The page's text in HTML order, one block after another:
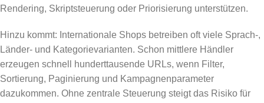
Rendering, Skriptsteuerung oder Priorisierung unterstützen.
Hinzu kommt: Internationale Shops betreiben oft viele Sprach-,
Länder- und Kategorievarianten. Schon mittlere Händler
erzeugen schnell hunderttausende URLs, wenn Filter,
Sortierung, Paginierung und Kampagnenparameter
dazukommen. Ohne zentrale Steuerung steigt das Risiko für